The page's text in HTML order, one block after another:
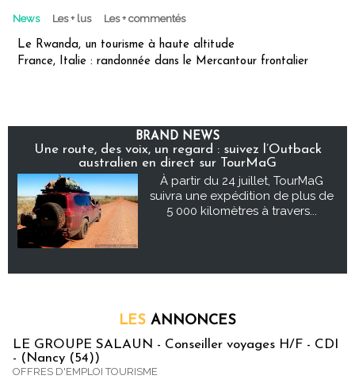
News Les + lus Les + commentés
Le Rwanda, un tourisme à haute altitude
France, Italie : randonnée dans le Mercantour frontalier
BRAND NEWS
Une route, des voix, un regard : suivez l’Outback
australien en direct sur TourMaG
À partir du 24 juillet, TourMaG
suivra une expédition de plus de
5 000 kilomètres à travers...
LES ANNONCES
LE GROUPE SALAUN - Conseiller voyages H/F - CDI
- (Nancy (54))
OFFRES D'EMPLOI TOURISME